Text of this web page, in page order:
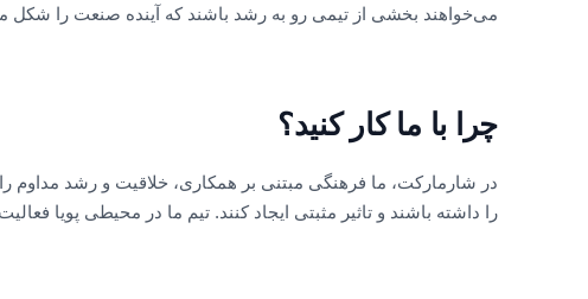
می‌خواهند بخشی از تیمی رو به رشد باشند که آینده صنعت را شکل
چرا با ما کار کنید؟
در شارمارکت، ما فرهنگی مبتنی بر همکاری، خلاقیت و رشد مداوم
را داشته باشند و تاثیر مثبتی ایجاد کنند. تیم ما در محیطی پویا